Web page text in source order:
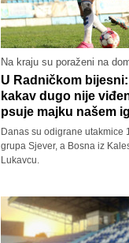
Na kraju su poraženi na
U Radničkom
kakav dugo nije
psuje majku našem
Danas su odigrane utakmice
grupa Sjever, a Bosna iz
Lukavcu.